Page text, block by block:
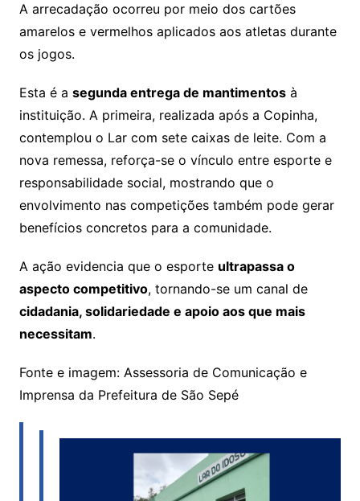
A arrecadação ocorreu por meio dos cartões
amarelos e vermelhos aplicados aos atletas durante
os jogos.
Esta é a segunda entrega de mantimentosà
instituição. A primeira, realizada após a Copinha,
contemplou o Lar com sete caixas de leite. Com a
nova remessa, reforça-se o vínculo entre esporte e
responsabilidade social, mostrando que o
envolvimento nas competições também pode gerar
benefícios concretos para a comunidade.
A ação evidencia que o esporte ultrapassa o
aspecto competitivo, tornando-se um canal de
cidadania, solidariedade e apoio aos que mais
necessitam.
Fonte e imagem: Assessoria de Comunicação e
Imprensa da Prefeitura de São Sepé